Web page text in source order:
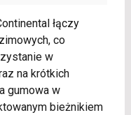
łączy
co
w
na krótkich
gumowa w
bieżnikiem